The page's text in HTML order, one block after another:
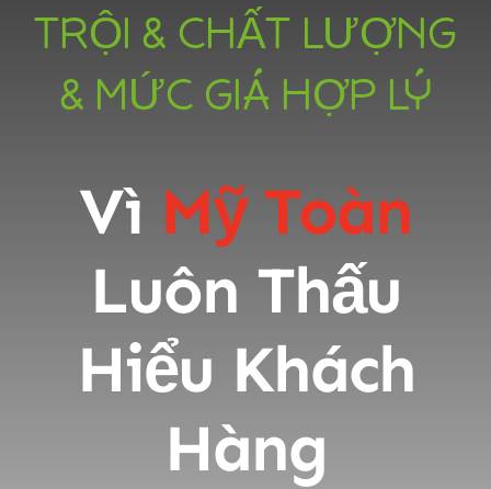
TRỘI & CHẤT LƯỢNG
& MỨC GIÁ HỢP LÝ
Vì Mỹ Toàn
Luôn Thấu
Hiểu Khách
Hàng